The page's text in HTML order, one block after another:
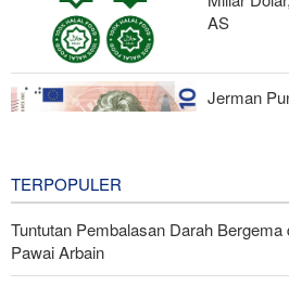
Hormuz
Koalisi Anti-Yaman; Konspirasi Zionis
Alat Saudi
AS
Jerman
TERPOPULER
Tuntutan Pembalasan Darah
Pawai Arbain